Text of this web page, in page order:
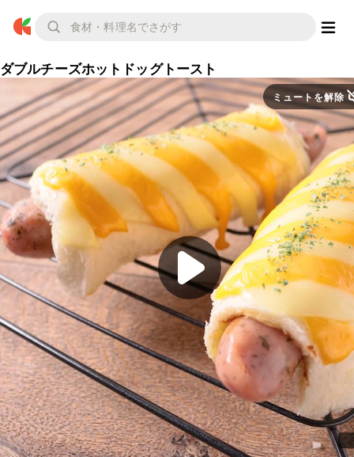
ダブルチーズホットドッグトースト
ミュートを解除